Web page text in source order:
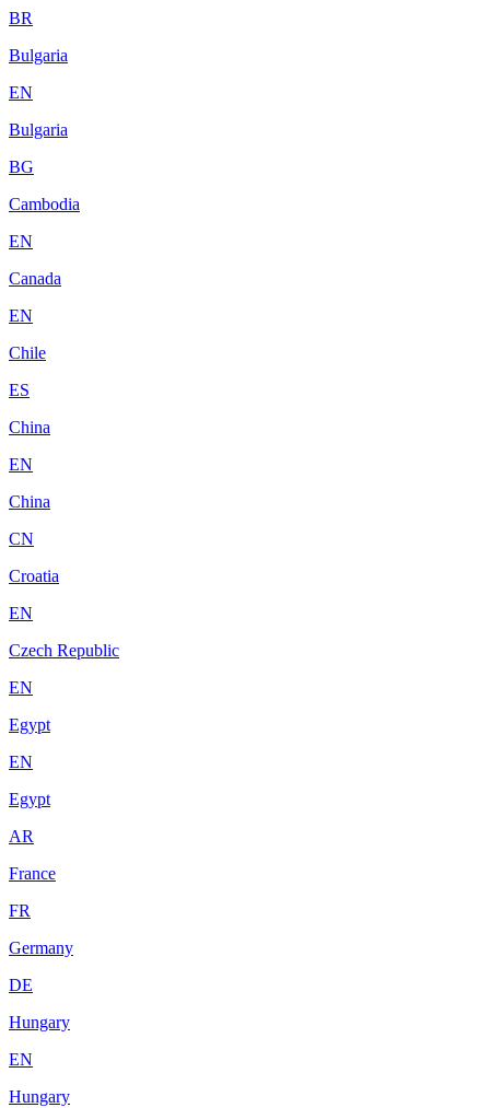
BR
Bulgaria
EN
Bulgaria
BG
Cambodia
EN
Canada
EN
Chile
ES
China
EN
China
CN
Croatia
EN
Czech Republic
EN
Egypt
EN
Egypt
AR
France
FR
Germany
DE
Hungary
EN
Hungary